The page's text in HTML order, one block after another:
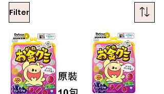
Filter